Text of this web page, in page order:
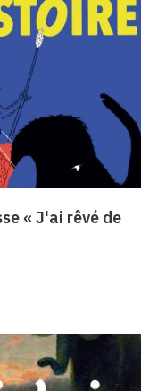
« J'ai rêvé de